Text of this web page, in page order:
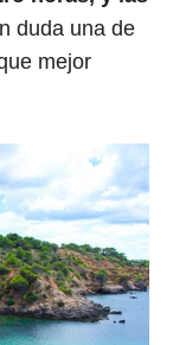
duda una de
mejor